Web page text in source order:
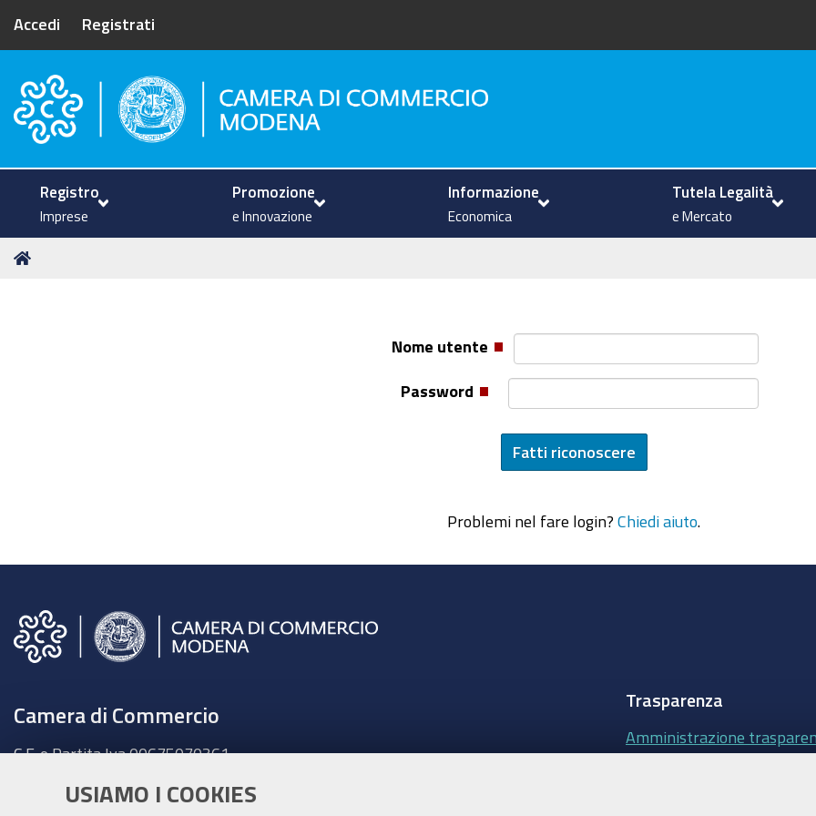
USIAMO I COOKIES
Accedi Registrati
Camera di Commercio di Modena
Registro
Imprese
Promozione
e Innovazione
Informazione
Economica
Tutela Legalità
e Mercato
Tu
Nome utente
Password
Problemi nel fare login? Chiedi aiuto
Camera di Commercio
C.F. e Partita Iva 00675070361
Contabilità speciale Banca d'Italia:
Trasparenza
Amministrazione